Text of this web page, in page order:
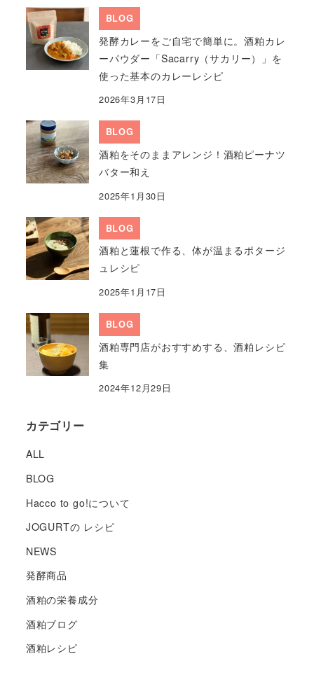
BLOG
発酵カレーをご自宅で簡単に。酒粕カレ
ーパウダー「Sacarry（サカリー）」を
使った基本のカレーレシピ
2026年3月17日
BLOG
酒粕をそのままアレンジ！酒粕ピーナツ
バター和え
2025年1月30日
BLOG
酒粕と蓮根で作る、体が温まるポタージ
ュレシピ
2025年1月17日
BLOG
酒粕専門店がおすすめする、酒粕レシピ
集
2024年12月29日
カテゴリー
ALL
BLOG
Hacco to go!について
JOGURTの レシピ
NEWS
発酵商品
酒粕の栄養成分
酒粕ブログ
酒粕レシピ